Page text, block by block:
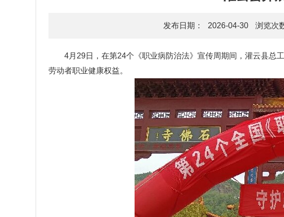
发布日期： 2026-04-30 浏览次
4月29日，在第24个《职业病防治法》宣传周期间，灌云县总
劳动者职业健康权益。